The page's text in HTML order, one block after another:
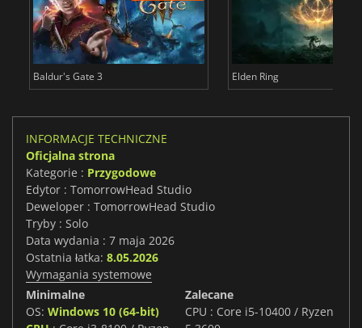
Baldur's Gate 3 Elden Ring
INFORMACJE TECHNICZNE
Oficjalna strona
Kategorie : Przygodowe
Edytor : TomorrowHead Studio
Deweloper : TomorrowHead Studio
Tryby : Solo
Data wydania : 7 maja 2026
Ostatnia łatka: 8.05.2026
Wymagania systemowe
Minimalne
OS: Windows 10 (64-bit)
Zalecane
CPU : Core i5-10400 / Ryzen